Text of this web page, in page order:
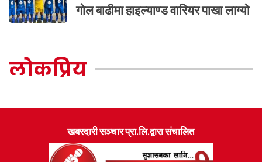
गोल बाढीमा हाइल्याण्ड वारियर पाखा लाग्यो
लोकप्रिय
खबरदारी सञ्चार प्रा.लि.द्वारा संचालित